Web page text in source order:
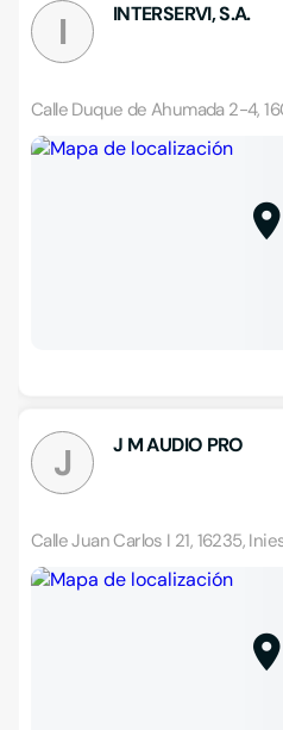
I INTERSERVI, S.A.
Calle Duque de Ahumada 2-4,
J J M AUDIO PRO
Calle Juan Carlos I 21, 16235,